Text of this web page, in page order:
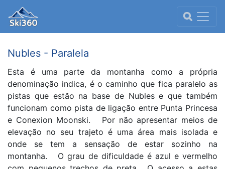
Nubles - Paralela
Esta é uma parte da montanha como a própria
denominação indica, é o caminho que fica paralelo as
pistas que estão na base de Nubles e que também
funcionam como pista de ligação entre Punta Princesa
e Conexion Moonski. Por não apresentar meios de
elevação no seu trajeto é uma área mais isolada e
onde se tem a sensação de estar sozinho na
montanha. O grau de dificuldade é azul e vermelho